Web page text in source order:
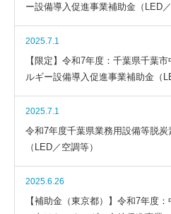
ー設備導入促進事業補助金（LED
2025.7.1
【限定】令和7年度：千葉県千葉
ルギー設備導入促進事業補助金（
2025.7.1
令和7年度千葉県業務用設備等脱
（LED／空調等）
2025.6.26
【補助金（東京都）】令和7年度